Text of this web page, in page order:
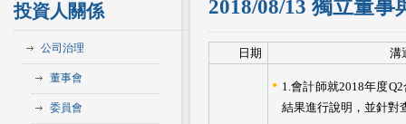
投資人關係
公司治理
董事會
委員會
2018/08/13 獨立董
日期 溝
1.會計師就2018年度
結果進行說明，並針對